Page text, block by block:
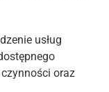
usług
oraz